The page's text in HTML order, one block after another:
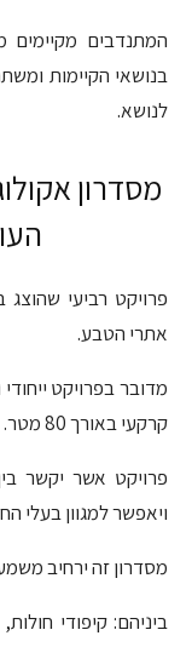
המתנדבים
בנושאי הקיימות
לנושא.
מסדרון
פרויקט רביעי שהוצג
אתרי הטבע.
מדובר בפרויקט
קרקעי באורך 80 מטר.
פרויקט אשר יקשר
ויאפשר למגוון בעלי
מסדרון זה ירחיב
ביניהם: קיפודי